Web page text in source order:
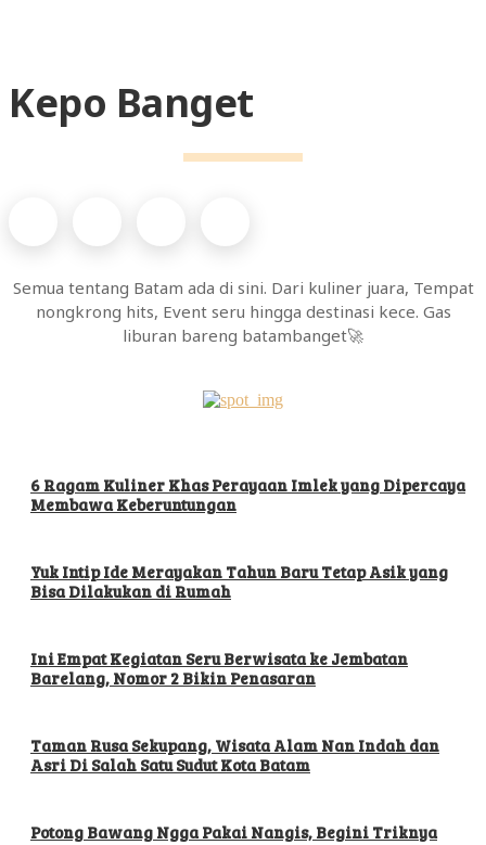
Kepo Banget
Semua tentang Batam ada di sini. Dari kuliner juara, Tempat
nongkrong hits, Event seru hingga destinasi kece. Gas
liburan bareng batambanget🚀
6 Ragam Kuliner Khas Perayaan Imlek yang Dipercaya
Membawa Keberuntungan
Yuk Intip Ide Merayakan Tahun Baru Tetap Asik yang
Bisa Dilakukan di Rumah
Ini Empat Kegiatan Seru Berwisata ke Jembatan
Barelang, Nomor 2 Bikin Penasaran
Taman Rusa Sekupang, Wisata Alam Nan Indah dan
Asri Di Salah Satu Sudut Kota Batam
Potong Bawang Ngga Pakai Nangis, Begini Triknya